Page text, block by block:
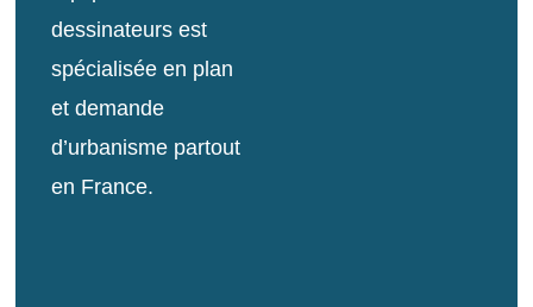
dessinateurs est
spécialisée en plan
et demande
d’urbanisme partout
en France.